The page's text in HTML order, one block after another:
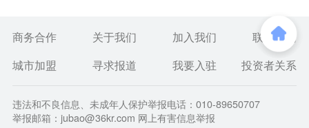
商务合作 关于我们 加入我们
联系我们
城市加盟
寻求报道 我要入驻 投资者关系
违法和不良信息、未成年人保护举报电话：010-89650707
举报邮箱：jubao@36kr.com 网上有害信息举报